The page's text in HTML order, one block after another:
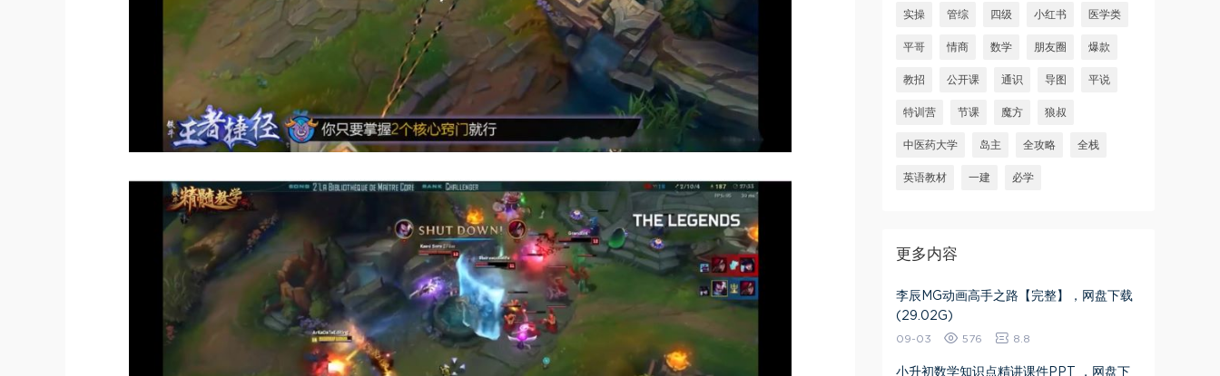
实操 管综 四级 小红书 医学类
平哥 情商 数学 朋友圈 爆款
教招 公开课 通识 导图 平说
特训营 节课 魔方 狼叔
中医药大学 岛主 全攻略 全栈
英语教材 一建 必学
更多内容
​李辰MG动画高手之路【完整】​，网盘下载
(29.02G)
09-03 576 8.8
小升初数学知识点精讲课件PPT ，网盘下